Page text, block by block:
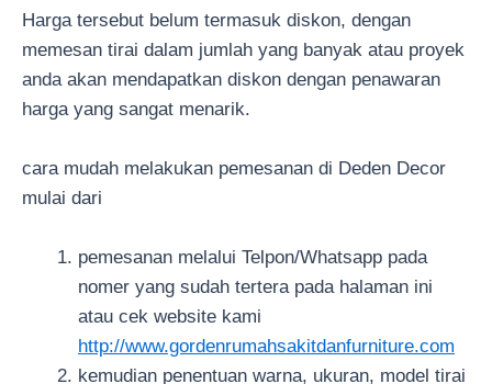
Harga tersebut belum termasuk diskon, dengan
memesan tirai dalam jumlah yang banyak atau proyek
anda akan mendapatkan diskon dengan penawaran
harga yang sangat menarik.
cara mudah melakukan pemesanan di Deden Decor
mulai dari
pemesanan melalui Telpon/Whatsapp pada
nomer yang sudah tertera pada halaman ini
atau cek website kami
http://www.gordenrumahsakitdanfurniture.com
kemudian penentuan warna, ukuran, model tirai